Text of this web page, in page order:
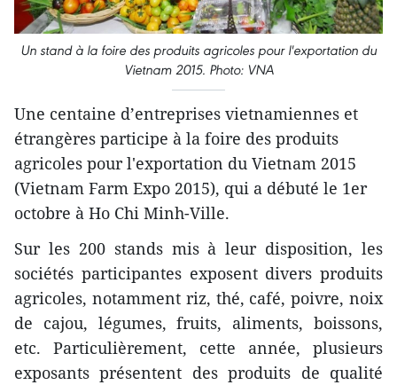
Un stand à la foire des produits agricoles pour l'exportation du
Vietnam 2015. Photo: VNA
Une centaine d’entreprises vietnamiennes et
étrangères participe à la foire des produits
agricoles pour l'exportation du Vietnam 2015
(Vietnam Farm Expo 2015), qui a débuté le 1er
octobre à Ho Chi Minh-Ville.
Sur les 200 stands mis à leur disposition, les
sociétés participantes exposent divers produits
agricoles, notamment riz, thé, café, poivre, noix
de cajou, légumes, fruits, aliments, boissons,
etc. Particulièrement, cette année, plusieurs
exposants présentent des produits de qualité